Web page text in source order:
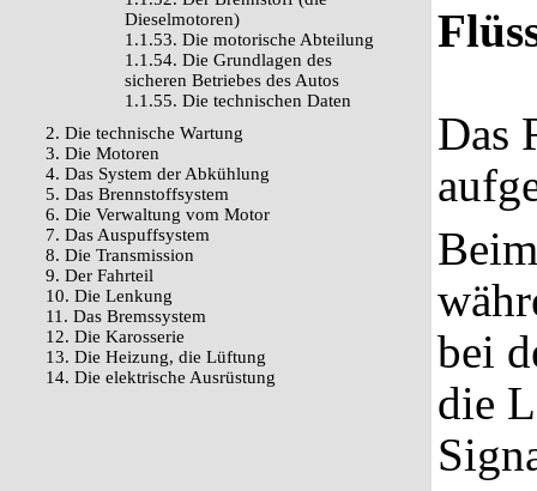
Dieselmotoren)
1.1.53. Die motorische Abteilung
1.1.54. Die Grundlagen des
sicheren Betriebes des Autos
1.1.55. Die technischen Daten
2. Die technische Wartung
3. Die Motoren
4. Das System der Abkühlung
5. Das Brennstoffsystem
6. Die Verwaltung vom Motor
7. Das Auspuffsystem
8. Die Transmission
9. Der Fahrteil
10. Die Lenkung
11. Das Bremssystem
12. Die Karosserie
13. Die Heizung, die Lüftung
14. Die elektrische Ausrüstung
Das
bei
die